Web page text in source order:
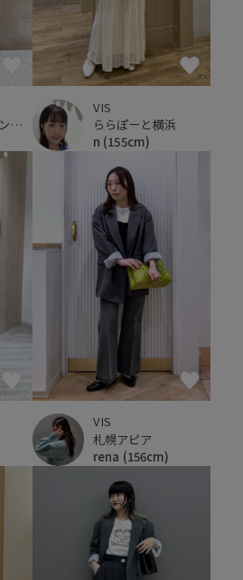
神戸ハーバーランドumie
VIS
ららぽーと横浜
n (155cm)
VIS
札幌アピア
rena (156cm)